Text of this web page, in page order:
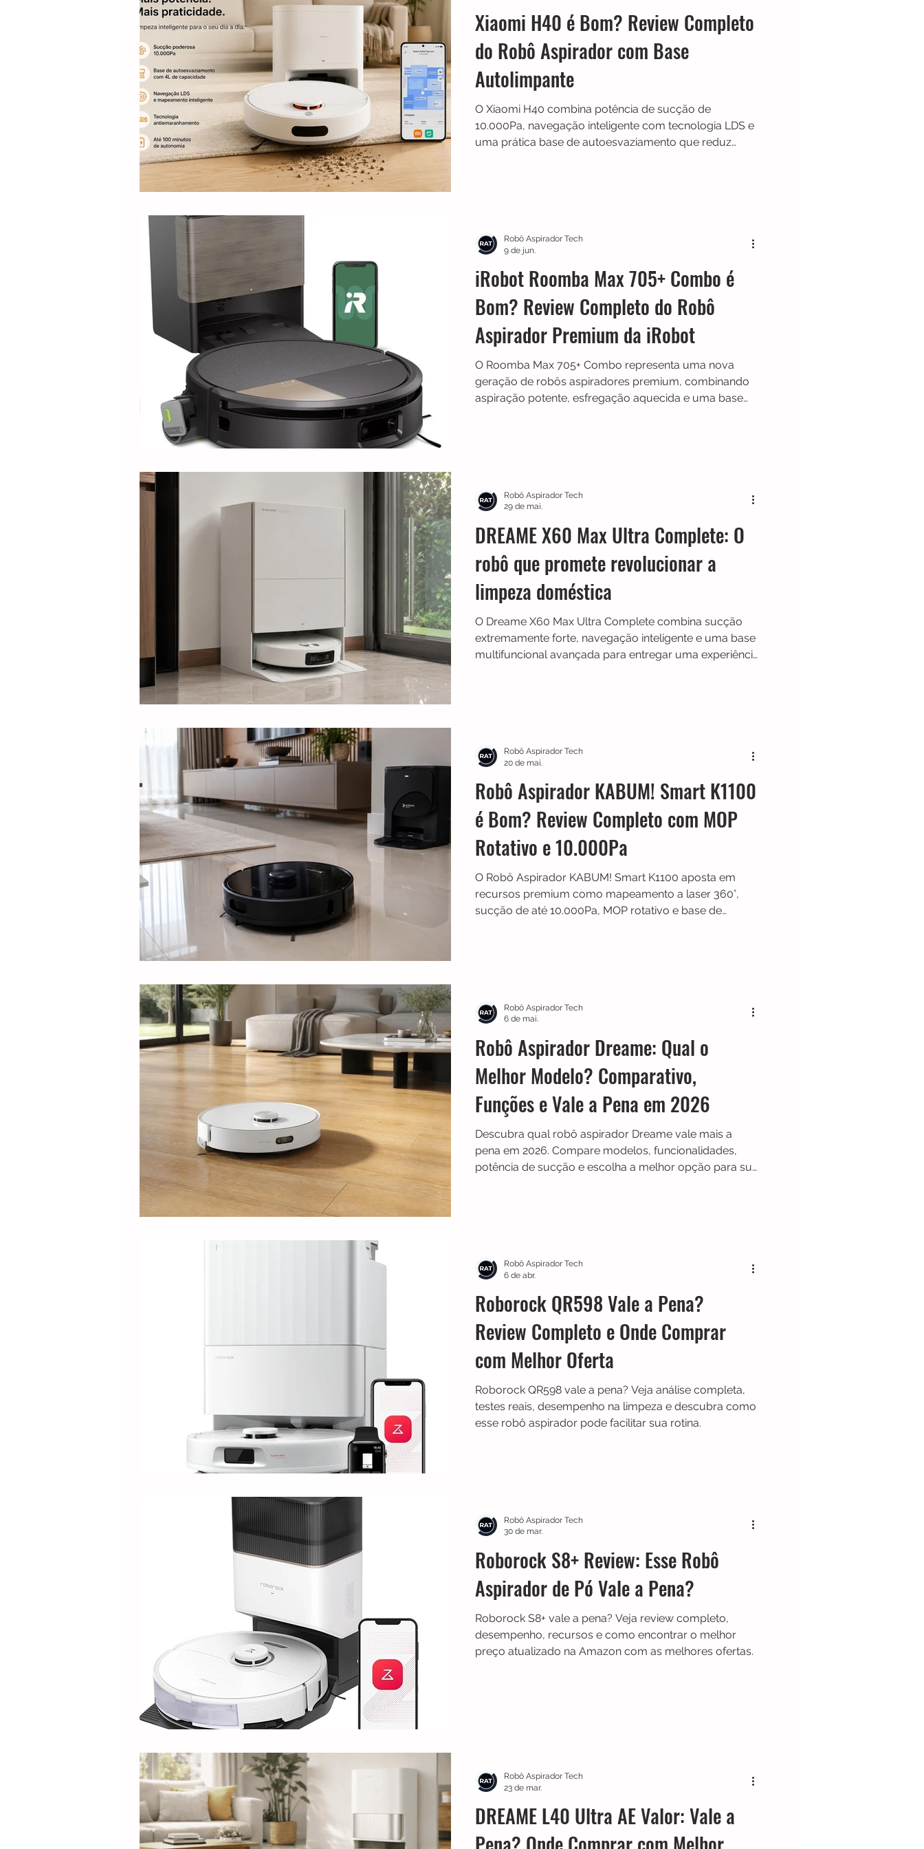
Xiaomi H40 é Bom? Review Completo
do Robô Aspirador com Base
Autolimpante
O Xiaomi H40 combina potência de sucção de
10.000Pa, navegação inteligente com tecnologia LDS e
uma prática base de autoesvaziamento que reduz
iRobot Roomba Max 705+ Combo é
Bom? Review Completo do Robô
Aspirador Premium da iRobot
O Roomba Max 705+ Combo representa uma nova
geração de robôs aspiradores premium, combinando
aspiração potente, esfregação aquecida e uma base
Robô Aspirador Tech
9 de jun.
DREAME X60 Max Ultra Complete: O
robô que promete revolucionar a
limpeza doméstica
O Dreame X60 Max Ultra Complete combina sucção
extremamente forte, navegação inteligente e uma base
multifuncional avançada para entregar uma experiência
Robô Aspirador Tech
29 de mai.
Robô Aspirador KABUM! Smart K1100
é Bom? Review Completo com MOP
Rotativo e 10.000Pa
O Robô Aspirador KABUM! Smart K1100 aposta em
recursos premium como mapeamento a laser 360°,
sucção de até 10.000Pa, MOP rotativo e base de
Robô Aspirador Tech
20 de mai.
Robô Aspirador Dreame: Qual o
Melhor Modelo? Comparativo,
Funções e Vale a Pena em 2026
Descubra qual robô aspirador Dreame vale mais a
pena em 2026. Compare modelos, funcionalidades,
potência de sucção e escolha a melhor opção para sua
Robô Aspirador Tech
6 de mai.
Roborock QR598 Vale a Pena?
Review Completo e Onde Comprar
com Melhor Oferta
Roborock QR598 vale a pena? Veja análise completa,
testes reais, desempenho na limpeza e descubra como
esse robô aspirador pode facilitar sua rotina.
Robô Aspirador Tech
6 de abr.
Roborock S8+ Review: Esse Robô
Aspirador de Pó Vale a Pena?
Roborock S8+ vale a pena? Veja review completo,
desempenho, recursos e como encontrar o melhor
preço atualizado na Amazon com as melhores ofertas.
Robô Aspirador Tech
30 de mar.
DREAME L40 Ultra AE Valor: Vale a
Robô Aspirador Tech
23 de mar.